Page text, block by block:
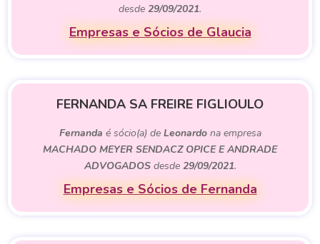
desde 29/09/2021.
Empresas e Sócios de Glaucia
FERNANDA SA FREIRE FIGLIOULO
Fernanda é sócio(a) de Leonardona empresa
MACHADO MEYER SENDACZ OPICE E ANDRADE
ADVOGADOSdesde 29/09/2021.
Empresas e Sócios de Fernanda